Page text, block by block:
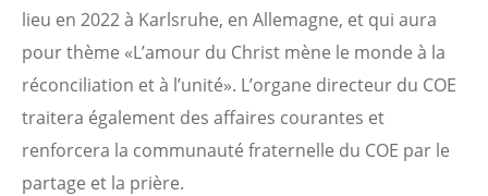
lieu en 2022 à Karlsruhe, en Allemagne, et qui aura
pour thème «L’amour du Christ mène le monde à la
réconciliation et à l’unité». L’organe directeur du COE
traitera également des affaires courantes et
renforcera la communauté fraternelle du COE par le
partage et la prière.